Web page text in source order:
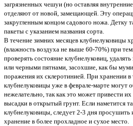
загрязненных чешуи (но оставляя
отделяют от новой, замещающей. Эту
закругленным концом садового ножа. Детку
пакеты с указанием названия сорта.
В течение зимних месяцев клубнелуковицы
(влажность воздуха не выше 60-70%) при
проверять состояние клубнелуковиц,
или черными пятнами, засохшие, как бы
поражения их склеротинией. При хранении
клубнелуковицы уже в феврале-марте могут
нежелательно, так как это может привести
высадки в открытый грунт. Если наметится
клубнелуковицы, следует 2-3 дня просушить
хранение в более прохладное и сухое место.